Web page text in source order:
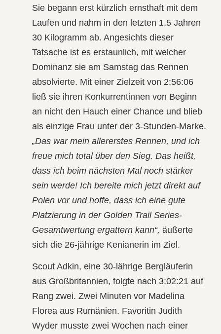
Sie begann erst kürzlich ernsthaft mit dem
Laufen und nahm in den letzten 1,5 Jahren
30 Kilogramm ab. Angesichts dieser
Tatsache ist es erstaunlich, mit welcher
Dominanz sie am Samstag das Rennen
absolvierte. Mit einer Zielzeit von 2:56:06
ließ sie ihren Konkurrentinnen von Beginn
an nicht den Hauch einer Chance und blieb
als einzige Frau unter der 3-Stunden-Marke.
„Das war mein allererstes Rennen, und ich
freue mich total über den Sieg. Das heißt,
dass ich beim nächsten Mal noch stärker
sein werde! Ich bereite mich jetzt direkt auf
Polen vor und hoffe, dass ich eine gute
Platzierung in der Golden Trail Series-
Gesamtwertung ergattern kann“, äußerte
sich die 26-jährige Kenianerin im Ziel.
Scout Adkin, eine 30-lährige Bergläuferin
aus Großbritannien, folgte nach 3:02:21 auf
Rang zwei. Zwei Minuten vor Madelina
Florea aus Rumänien. Favoritin Judith
Wyder musste zwei Wochen nach einer